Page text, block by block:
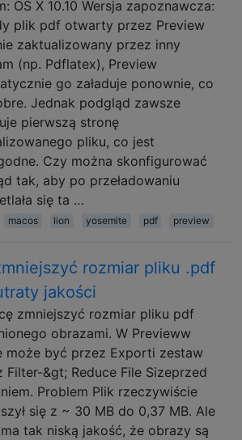
OS X 10.10 Wersja zapoznawcza:
plik pdf otwarty przez Preview
zaktualizowany przez inny
(np. Pdflatex), Preview
go załaduje ponownie, co
Jednak podgląd zawsze
pierwszą stronę
pliku, co jest
Czy można skonfigurować
tak, aby po przeładowaniu
się ta …
macos lion yosemite pdf preview
rozmiar pliku .pdf
jakości
zmniejszyć rozmiar pliku pdf
obrazami. W Previeww
może być przez Exporti zestaw
Filter-&gt; Reduce File Sizeprzed
Problem Plik rzeczywiście
się z ~ 30 MB do 0,37 MB. Ale
tak niską jakość, że obrazy są